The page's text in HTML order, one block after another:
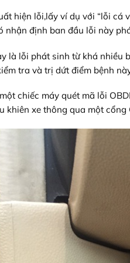
hiện lỗi,lấy ví dụ với “lỗi cá
nhận định ban đầu lỗi này
là lỗi phát sinh từ khá
tra và trị dứt điểm bệnh
chiếc máy quét mã lỗi
khiên xe thông qua một